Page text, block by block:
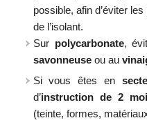
possible, afin d’éviter
de l’isolant.
Sur polycarbonate,
savonneuseou au
Si vous êtes en
d’instruction de 2
(teinte, formes,